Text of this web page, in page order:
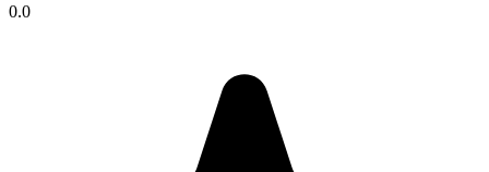
0.0